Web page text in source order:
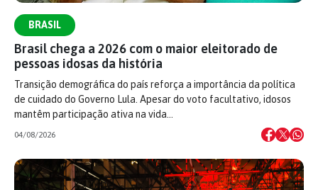
BRASIL
Brasil chega a 2026 com o maior eleitorado de
pessoas idosas da história
Transição demográfica do país reforça a importância da política
de cuidado do Governo Lula. Apesar do voto facultativo, idosos
mantêm participação ativa na vida…
04/08/2026